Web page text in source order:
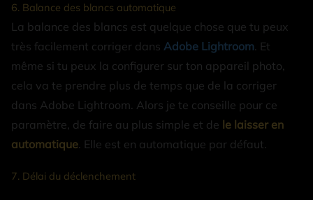
6. Balance des blancs automatique
La balance des blancs est quelque chose que tu peux
très facilement corriger dans Adobe Lightroom. Et
même si tu peux la configurer sur ton appareil photo,
cela va te prendre plus de temps que de la corriger
dans Adobe Lightroom. Alors je te conseille pour ce
paramètre, de faire au plus simple et de le laisser en
automatique. Elle est en automatique par défaut.
7. Délai du déclenchement